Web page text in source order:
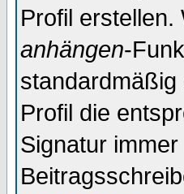
Profil
anhängen-
standardmäßig
Profil die
Signatur